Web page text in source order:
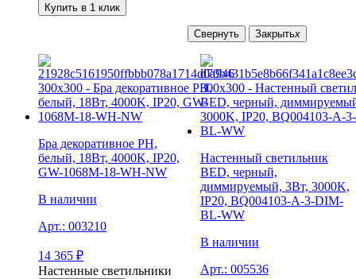
Купить в 1 клик
Бра декоративное PH,
белый, 18Вт, 4000K, IP20,
GW-1068M-18-WH-NW
В наличии
Арт.: 003210
14 365 ₽
Настенные светильники
Настенный светильник
BED, черный,
диммируемый, 3Вт, 3000K,
IP20, BQ004103-A-3-DIM-
BL-WW
В наличии
Арт.: 005536
Свернуть Закрытьx